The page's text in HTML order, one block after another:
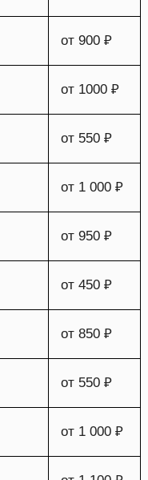
от 900 ₽
от 1000 ₽
от 550 ₽
от 1 000 ₽
от 950 ₽
от 450 ₽
от 850 ₽
от 550 ₽
от 1 000 ₽